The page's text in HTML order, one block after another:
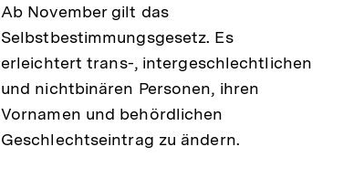
Ab November gilt das
Selbstbestimmungsgesetz. Es
erleichtert trans-, intergeschlechtlichen
und nichtbinären Personen, ihren
Vornamen und behördlichen
Geschlechtseintrag zu ändern.